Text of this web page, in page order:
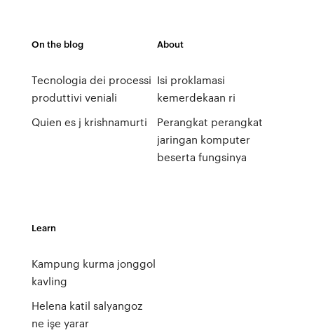
On the blog
Tecnologia dei processi
produttivi veniali
Quien es j krishnamurti
About
Isi proklamasi
kemerdekaan ri
Perangkat perangkat
jaringan komputer
beserta fungsinya
Learn
Kampung kurma jonggol
kavling
Helena katil salyangoz
ne işe yarar